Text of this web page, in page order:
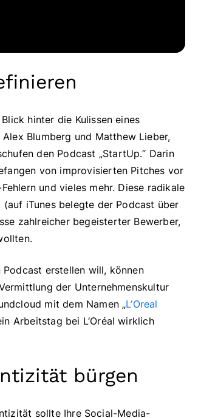
hinter die Kulissen eines
Blumberg und Matthew Lieber,
den Podcast „StartUp.“ Darin
von improvisierten Pitches vor
und vieles mehr. Diese radikale
iTunes belegte der Podcast über
zahlreicher begeisterter Bewerber,
erstellen will, können
der Unternehmenskultur
mit dem Namen „L’Oreal
Arbeitstag bei L‘Oréal wirklich
bürgen
sollte Ihre Social-Media-